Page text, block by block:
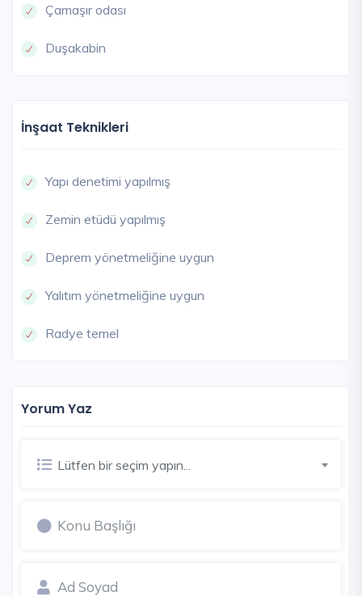
Çamaşır odası
Duşakabin
İnşaat Teknikleri
Yapı denetimi yapılmış
Zemin etüdü yapılmış
Deprem yönetmeliğine uygun
Yalıtım yönetmeliğine uygun
Radye temel
Yorum Yaz
Lütfen bir seçim yapın...